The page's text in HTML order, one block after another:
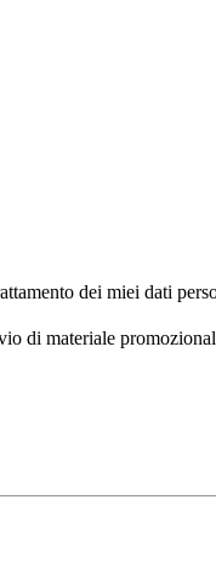
dei miei dati
di materiale